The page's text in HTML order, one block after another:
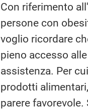
Con riferimento
persone con
voglio ricordare
pieno accesso
assistenza. Per
prodotti
parere